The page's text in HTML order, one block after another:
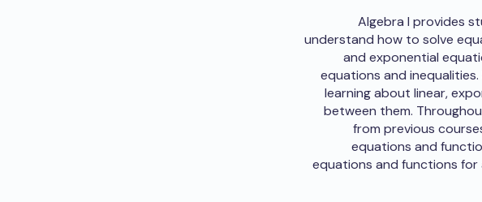
Algebra I provides
understand how to solve
and exponential
equations and
learning about linear,
between them.
from previous
equations and
equations and functions for